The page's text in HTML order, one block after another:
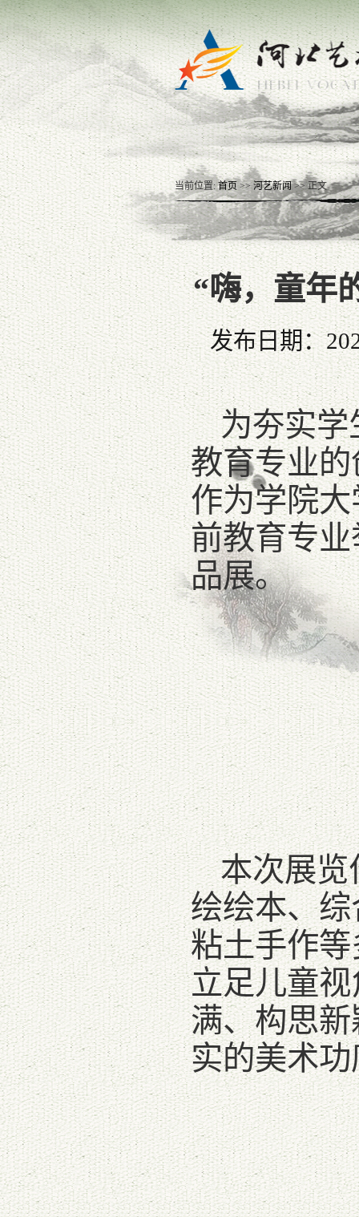
当前位置:首页 >>河艺新闻>> 正文
“嗨，童年
发布日期：
为夯实学
教育专业的
作为学院
前教育专
品展。
本次展览
绘绘本、
粘土手作
立足儿童
满、构思
实的美术